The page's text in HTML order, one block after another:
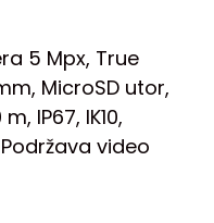
5 Mpx, True
MicroSD utor,
IP67, IK10,
video